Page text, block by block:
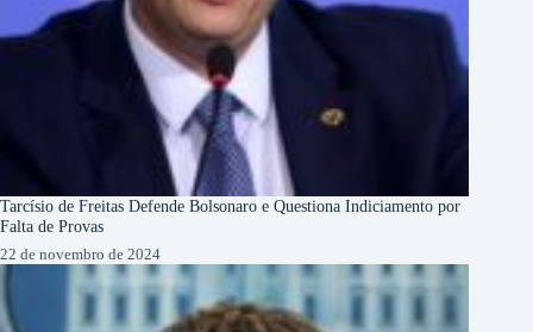
Tarcísio de Freitas Defende Bolsonaro e Questiona Indiciamento por
Falta de Provas
22 de novembro de 2024